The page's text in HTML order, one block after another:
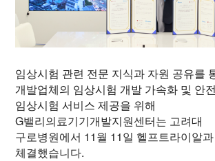
임상시험 관련 전문 지식과 자원 공유를
개발업체의 임상시험 개발 가속화 및 안
임상시험 서비스 제공을 위해
G밸리의료기기개발지원센터는 고려대
구로병원에서 11월 11일 헬프트라이알
체결했습니다.